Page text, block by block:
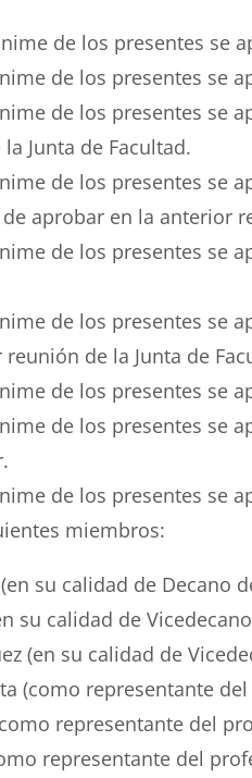
de los presentes se
de los presentes se
de los presentes se
Junta de Facultad.
de los presentes se
aprobar en la anterior
de los presentes se
de los presentes se
de la Junta de
de los presentes se
de los presentes se
de los presentes se
miembros:
su calidad de Decano
su calidad de
(en su calidad de
(como representante
representante del
representante del